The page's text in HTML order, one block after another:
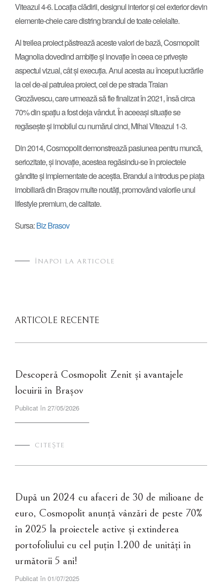
Viteazul 4-6. Locația clădirii, designul interior și cel exterior devin
elemente-cheie care distring brandul de toate celelalte.
Al treilea proiect păstrează aceste valori de bază, Cosmopolit
Magnolia dovedind ambiție și inovație în ceea ce privește
aspectul vizual, cât și execuția. Anul acesta au început lucrările
la cel de-al patrulea proiect, cel de pe strada Traian
Grozăvescu, care urmează să fie finalizat în 2021, însă circa
70% din spațiu a fost deja vândut. În aceeași situație se
regăsește și imobilul cu numărul cinci, Mihai Viteazul 1-3.
Din 2014, Cosmopolit demonstrează pasiunea pentru muncă,
seriozitate, și inovație, acestea regăsindu-se în proiectele
gândite și implementate de aceștia. Brandul a introdus pe piața
imobiliară din Brașov multe noutăți, promovând valorile unul
lifestyle premium, de calitate.
Sursa:Biz Brasov
ÎNAPOI LA ARTICOLE
ARTICOLE RECENTE
Descoperă Cosmopolit Zenit și avantajele
locuirii în Brașov
Publicat în 27/05/2026
CITEȘTE
După un 2024 cu afaceri de 30 de milioane de
euro, Cosmopolit anunță vânzări de peste 70%
în 2025 la proiectele active și extinderea
portofoliului cu cel puțin 1.200 de unități în
următorii 5 ani!
Publicat în 01/07/2025